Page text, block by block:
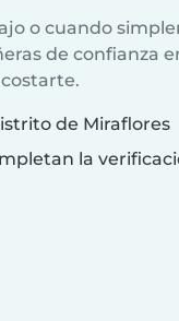
o cuando
de confianza
de Miraflores
la